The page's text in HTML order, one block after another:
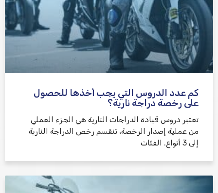
كم عدد الدروس التي يجب أخذها للحصول
على رخصة دراجة نارية؟
تعتبر دروس قيادة الدراجات النارية هي الجزء العملي
من عملية إصدار الرخصة، تنقسم رخص الدراجة النارية
إلى 3 أنواع. الفئات